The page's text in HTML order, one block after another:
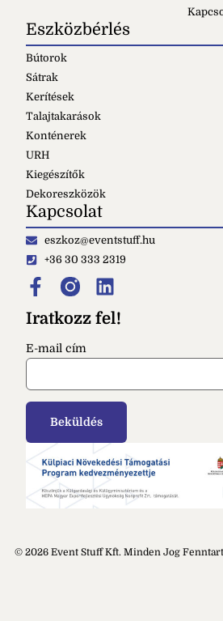
Eszközbérlés
Bútorok
Sátrak
Kerítések
Talajtakarások
Konténerek
URH
Kiegészítők
Dekoreszközök
Kapcsolat
eszkoz@eventstuff.hu
+36 30 333 2319
Iratkozz fel!
E-mail cím
© 2026 Event Stuff Kft. Minden Jog